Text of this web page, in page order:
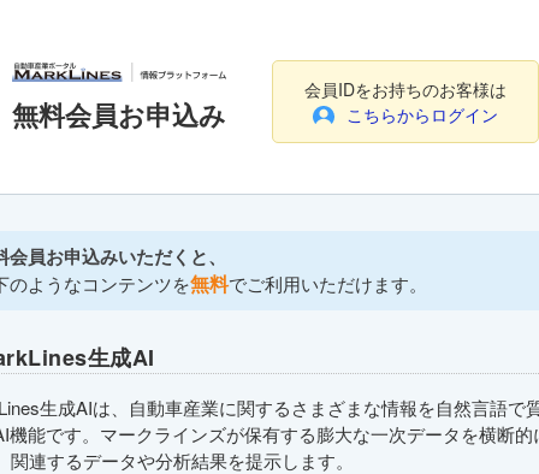
無料会員お申込み
会員IDをお持ちのお客様は
こちらからログイン
会員お申込みいただくと、
のようなコンテンツを無料でご利用いただけます。
生成AI
生成AIは、自動車産業に関するさまざまな情報を自然言語で
機能です。マークラインズが保有する膨大な一次データを横断的
関連するデータや分析結果を提示します。